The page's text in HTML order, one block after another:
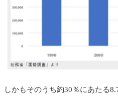
しかもそのうち約30％にあたる